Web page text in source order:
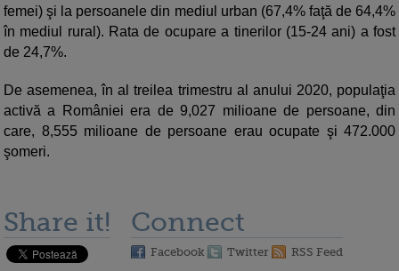
femei) şi la persoanele din mediul urban (67,4% faţă de 64,4%
în mediul rural). Rata de ocupare a tinerilor (15-24 ani) a fost
de 24,7%.
De asemenea, în al treilea trimestru al anului 2020, populaţia
activă a României era de 9,027 milioane de persoane, din
care, 8,555 milioane de persoane erau ocupate şi 472.000
şomeri.
Share it! Connect
Facebook Twitter RSS Feed